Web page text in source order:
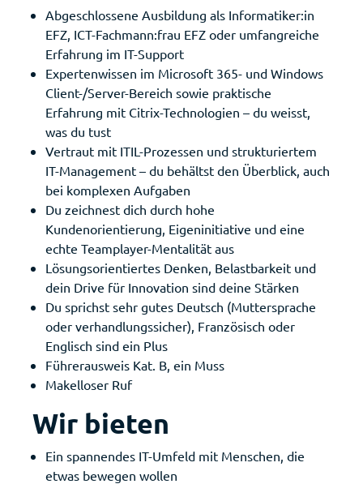
Abgeschlossene Ausbildung als Informatiker:in
EFZ, ICT-Fachmann:frau EFZ oder umfangreiche
Erfahrung im IT-Support
Expertenwissen im Microsoft 365- und Windows
Client-/Server-Bereich sowie praktische
Erfahrung mit Citrix-Technologien – du weisst,
was du tust
Vertraut mit ITIL-Prozessen und strukturiertem
IT-Management – du behältst den Überblick, auch
bei komplexen Aufgaben
Du zeichnest dich durch hohe
Kundenorientierung, Eigeninitiative und eine
echte Teamplayer-Mentalität aus
Lösungsorientiertes Denken, Belastbarkeit und
dein Drive für Innovation sind deine Stärken
Du sprichst sehr gutes Deutsch (Muttersprache
oder verhandlungssicher), Französisch oder
Englisch sind ein Plus
Führerausweis Kat. B, ein Muss
Makelloser Ruf
Wir bieten
Ein spannendes IT-Umfeld mit Menschen, die
etwas bewegen wollen